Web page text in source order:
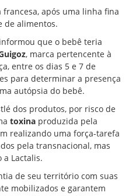
francesa, após uma linha fina
de alimentos.
informou que o bebê teria
, marca pertencente à
entre os dias 5 e 7 de
para determinar a presença
autópsia do bebê.
dos produtos, por risco de
toxina produzida pela
realizando uma força-tarefa
pela transnacional, mas
a Lactalis.
de seu território com suas
mobilizados e garantem